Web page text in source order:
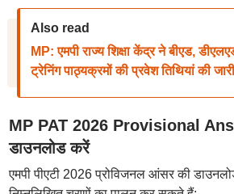
Also read
MP: एमपी राज्य शिक्षा केंद्र ने बीएड,
ट्रेनिंग पाठ्यक्रमों की प्रवेश तिथियां की जारी
MP PAT 2026 Provisional
डाउनलोड करें
एमपी पीएटी 2026 प्रोविजनल आंसर की